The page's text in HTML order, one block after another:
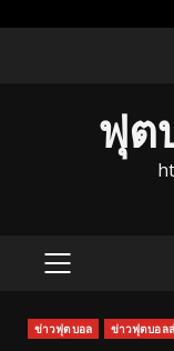
ฟุต
PRIMARY
ข่าวฟุตบอล ข่าวฟุตบอล